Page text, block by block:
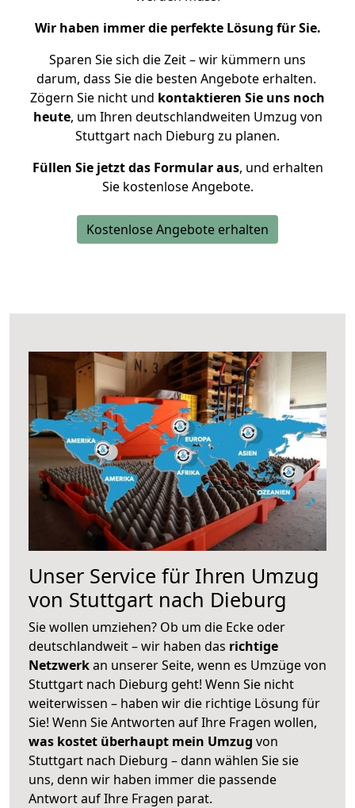
Wir haben immer die perfekte Lösung für Sie.
Sparen Sie sich die Zeit – wir kümmern uns
darum, dass Sie die besten Angebote erhalten.
Zögern Sie nicht und kontaktieren Sie uns noch
heute, um Ihren deutschlandweiten Umzug von
Stuttgart nach Dieburg zu planen.
Füllen Sie jetzt das Formular aus, und erhalten
Sie kostenlose Angebote.
Kostenlose Angebote erhalten
Unser Service für Ihren Umzug
von Stuttgart nach Dieburg
Sie wollen umziehen? Ob um die Ecke oder
deutschlandweit – wir haben das richtige
Netzwerkan unserer Seite, wenn es Umzüge von
Stuttgart nach Dieburg geht! Wenn Sie nicht
weiterwissen – haben wir die richtige Lösung für
Sie! Wenn Sie Antworten auf Ihre Fragen wollen,
was kostet überhaupt mein Umzug von
Stuttgart nach Dieburg – dann wählen Sie sie
uns, denn wir haben immer die passende
Antwort auf Ihre Fragen parat.